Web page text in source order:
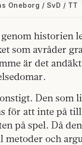
Oneborg / SvD / TT
historien
som avråder
är det
Den som
för att inte på
på spel. Då
och